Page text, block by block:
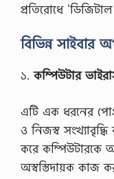
প্রতিরোধে
বিভিন্ন সাইবার
১.কম্পিউটার
এটি এক ধরনের
ও নিজস্ব
করে কম্পিউটারকে
অস্বস্তিদায়ক কাজ